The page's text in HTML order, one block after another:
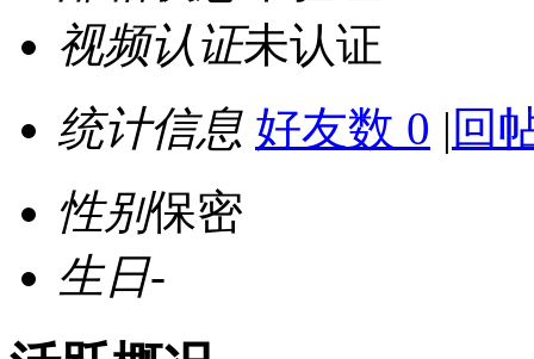
视频认证未认证
统计信息 好友数 0 | 回
性别保密
生日-